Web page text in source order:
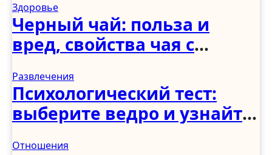
прихожая и коридор
Здоровье
Черный чай: польза и
вред, свойства чая с
Развлечения
Психологический тест:
выберите ведро и узнайте,
Отношения